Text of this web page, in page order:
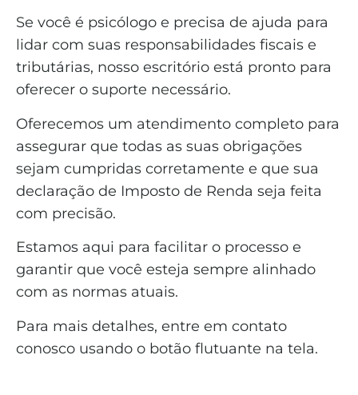
Se você é psicólogo e precisa de ajuda para
lidar com suas responsabilidades fiscais e
tributárias, nosso escritório está pronto para
oferecer o suporte necessário.
Oferecemos um atendimento completo para
assegurar que todas as suas obrigações
sejam cumpridas corretamente e que sua
declaração de Imposto de Renda seja feita
com precisão.
Estamos aqui para facilitar o processo e
garantir que você esteja sempre alinhado
com as normas atuais.
Para mais detalhes, entre em contato
conosco usando o botão flutuante na tela.